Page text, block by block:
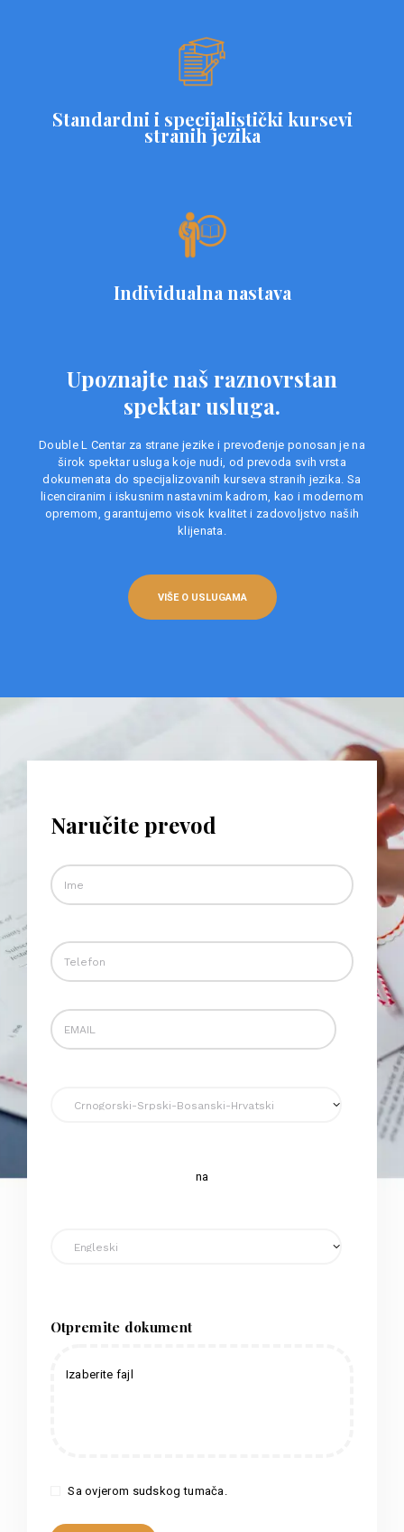
Standardni i specijalistički kursevi
stranih jezika
Individualna nastava
Upoznajte naš raznovrstan
spektar usluga.
Double L Centar za strane jezike i prevođenje ponosan je na
širok spektar usluga koje nudi, od prevoda svih vrsta
dokumenata do specijalizovanih kurseva stranih jezika. Sa
licenciranim i iskusnim nastavnim kadrom, kao i modernom
opremom, garantujemo visok kvalitet i zadovoljstvo naših
klijenata.
VIŠE O USLUGAMA
Naručite prevod
na
Otpremite dokument
Izaberite fajl
Sa ovjerom sudskog tumača.